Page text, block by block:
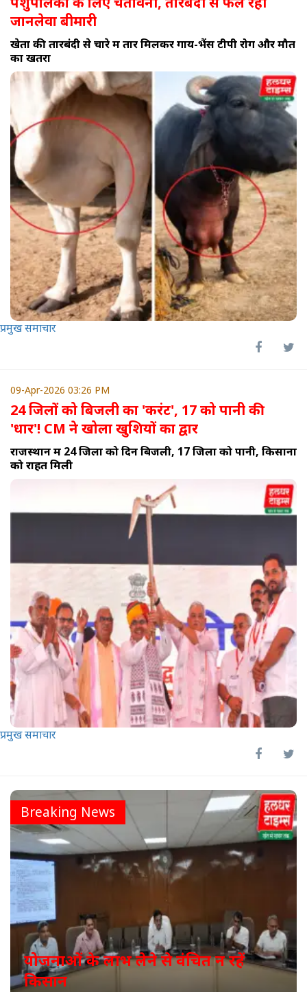
जानलेवा बीमारी
खेतों की तारबंदी से चारे में तार मिलकर गाय-भैंस टीपी रोग और मौत
का खतरा
प्रमुख समाचार
09-Apr-2026 03:26 PM
24 जिलों को बिजली का 'करंट', 17 को पानी की
'धार'! CM ने खोला खुशियों का द्वार
राजस्थान में 24 जिलों को दिन बिजली, 17 जिलों को पानी, किसानों
को राहत मिली
प्रमुख समाचार
Breaking News
योजनाओं के लाभ लेने से वंचित न रहें
किसान